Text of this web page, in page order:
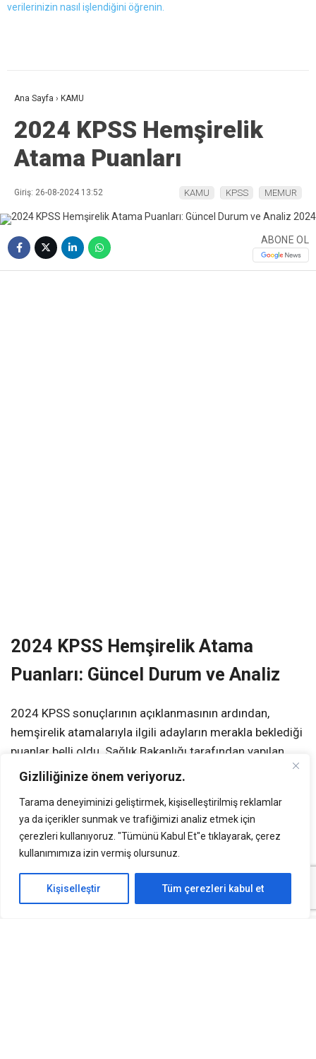
Gizliliğinize önem veriyoruz.
Tarama deneyiminizi geliştirmek, kişiselleştirilmiş reklamlar
ya da içerikler sunmak ve trafiğimizi analiz etmek için
çerezleri kullanıyoruz. "Tümünü Kabul Et"e tıklayarak, çerez
kullanımımıza izin vermiş olursunuz.
Kişiselleştir Tüm çerezleri kabul et
verilerinizin nasıl işlendiğini öğrenin.
Ana Sayfa › KAMU
2024 KPSS Hemşirelik
Atama Puanları
Giriş: 26-08-2024 13:52 KAMU KPSS MEMUR
ABONE OL
2024 KPSS Hemşirelik Atama
Puanları: Güncel Durum ve Analiz
2024 KPSS sonuçlarının açıklanmasının ardından,
hemşirelik atamalarıyla ilgili adayların merakla beklediği
puanlar belli oldu. Sağlık Bakanlığı tarafından yapılan
atamalarda, hemşirelik kadroları için belirlenen taban ve
göre yapılan atamalarda, puan aralıkları oldukça dar bir
bantta yoğunlaştı. Özellikle 81-84 puan aralığı, birçok
adayın tercihlerini şekillendiren temel faktörlerden biri
2024 KPSS Hemşirelik Atama Puanları